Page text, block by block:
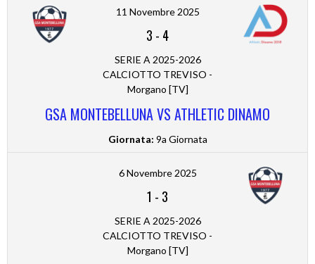
11 Novembre 2025
3 - 4
SERIE A 2025-2026
CALCIOTTO TREVISO -
Morgano [TV]
GSA MONTEBELLUNA VS ATHLETIC DINAMO
Giornata: 9a Giornata
6 Novembre 2025
1 - 3
SERIE A 2025-2026
CALCIOTTO TREVISO -
Morgano [TV]